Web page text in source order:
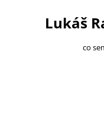
Lukáš
co